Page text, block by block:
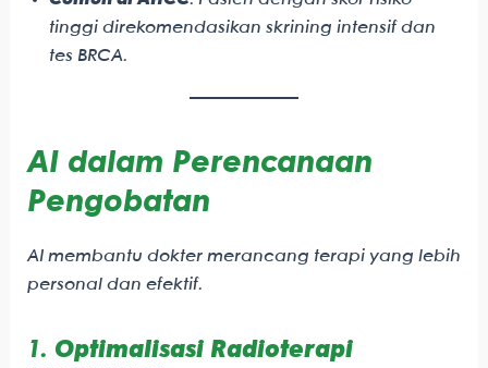
tinggi direkomendasikan skrining intensif dan
tes BRCA.
AI dalam Perencanaan
Pengobatan
AI membantu dokter merancang terapi yang lebih
personal dan efektif.
1. Optimalisasi Radioterapi